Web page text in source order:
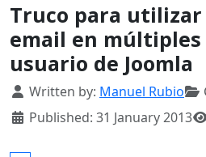
Truco para
email en múltiples
usuario de Joomla
Details
Written by: Manuel Rubio
Published: 31 January 2013